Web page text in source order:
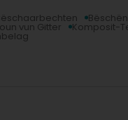
vun Gitter Komposit-